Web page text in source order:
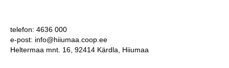
telefon: 4636 000
e-post: info@hiiumaa.coop.ee
Heltermaa mnt. 16, 92414 Kärdla, Hiiumaa